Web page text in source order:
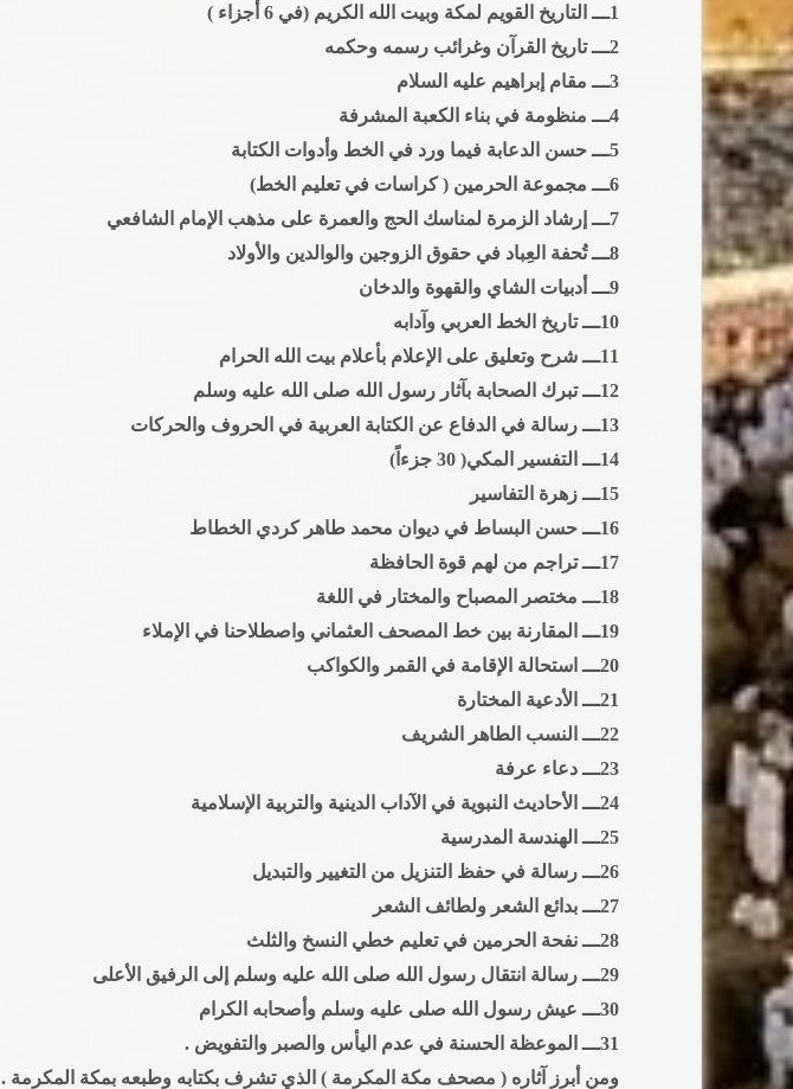
1ـــ التاريخ القويم لمكة وبيت الله الكريم (في 6 أجزاء )
2ـــ تاريخ القرآن وغرائب رسمه وحكمه
3ـــ مقام إبراهيم عليه السلام
4ـــ منظومة في بناء الكعبة المشرفة
5ـــ حسن الدعابة فيما ورد في الخط وأدوات الكتابة
6ـــ مجموعة الحرمين ( كراسات في تعليم الخط)
7ـــ إرشاد الزمرة لمناسك الحج والعمرة على مذهب الإمام الشافعي
8ـــ تُحفة العِباد في حقوق الزوجين والوالدين والأولاد
9ـــ أدبيات الشاي والقهوة والدخان
10ـــ تاريخ الخط العربي وآدابه
11ـــ شرح وتعليق على الإعلام بأعلام بيت الله الحرام
12ـــ تبرك الصحابة بآثار رسول الله صلى الله عليه وسلم
13ـــ رسالة في الدفاع عن الكتابة العربية في الحروف والحركات
14ـــ التفسير المكي( 30 جزءاً)
15ـــ زهرة التفاسير
16ـــ حسن البساط في ديوان محمد طاهر كردي الخطاط
17ـــ تراجم من لهم قوة الحافظة
18ـــ مختصر المصباح والمختار في اللغة
19ـــ المقارنة بين خط المصحف العثماني واصطلاحنا في الإملاء
20ـــ استحالة الإقامة في القمر والكواكب
21ـــ الأدعية المختارة
22ـــ النسب الطاهر الشريف
23ـــ دعاء عرفة
24ـــ الأحاديث النبوية في الآداب الدينية والتربية الإسلامية
25ـــ الهندسة المدرسية
26ـــ رسالة في حفظ التنزيل من التغيير والتبديل
27ـــ بدائع الشعر ولطائف الشعر
28ـــ نفحة الحرمين في تعليم خطي النسخ والثلث
29ـــ رسالة انتقال رسول الله صلى الله عليه وسلم إلى الرفيق الأعلى
30ـــ عيش رسول الله صلى عليه وسلم وأصحابه الكرام
31ـــ الموعظة الحسنة في عدم اليأس والصبر والتفويض .
ومن أبرز آثاره ( مصحف مكة المكرمة ) الذي تشرف بكتابه وطبعه بمكة المكرمة .